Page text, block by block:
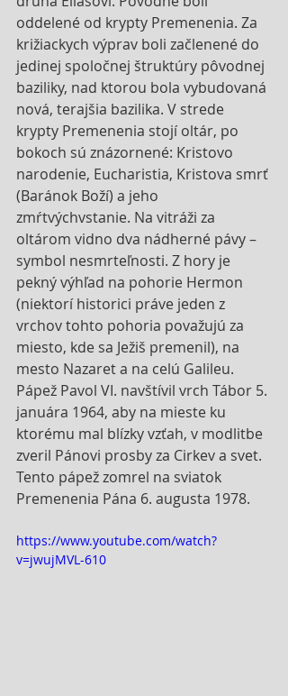
oddelené od krypty Premenenia. Za
križiackych výprav boli začlenené do
jedinej spoločnej štruktúry pôvodnej
baziliky, nad ktorou bola vybudovaná
nová, terajšia bazilika. V strede
krypty Premenenia stojí oltár, po
bokoch sú znázornené: Kristovo
narodenie, Eucharistia, Kristova smrť
(Baránok Boží) a jeho
zmŕtvýchvstanie. Na vitráži za
oltárom vidno dva nádherné pávy –
symbol nesmrteľnosti. Z hory je
pekný výhľad na pohorie Hermon
(niektorí historici práve jeden z
vrchov tohto pohoria považujú za
miesto, kde sa Ježiš premenil), na
mesto Nazaret a na celú Galileu.
Pápež Pavol VI. navštívil vrch Tábor 5.
januára 1964, aby na mieste ku
ktorému mal blízky vzťah, v modlitbe
zveril Pánovi prosby za Cirkev a svet.
Tento pápež zomrel na sviatok
Premenenia Pána 6. augusta 1978.
https://www.youtube.com/watch?
v=jwujMVL-610